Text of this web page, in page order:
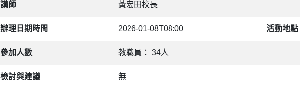
講師 黃宏田校長
辦理日期時間 2026-01-08T08:00 活動地點
參加人數 教職員： 34人
檢討與建議 無